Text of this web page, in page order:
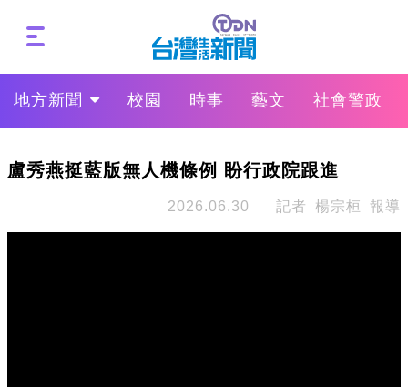
地方新聞 校園 時事 藝文 社會警政
盧秀燕挺藍版無人機條例 盼行政院跟進
2026.06.30 記者 楊宗桓 報導